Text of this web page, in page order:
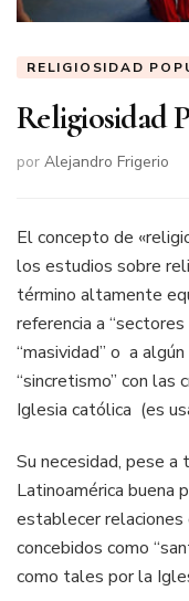
RELIGIOSIDAD
Religiosidad
por Alejandro Frigerio
El concepto de
los estudios sobre
término altamente
referencia a
“masividad” o a
“sincretismo” con las
Iglesia católica (es
Su necesidad, pese
Latinoamérica buena
establecer relaciones
concebidos como
como tales por la